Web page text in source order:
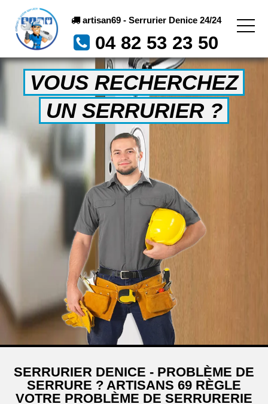
artisan69 - Serrurier Denice 24/24
04 82 53 23 50
VOUS RECHERCHEZ
UN SERRURIER ?
SERRURIER DENICE - PROBLÈME DE
SERRURE ? ARTISANS 69 RÈGLE
VOTRE PROBLÈME DE SERRURERIE